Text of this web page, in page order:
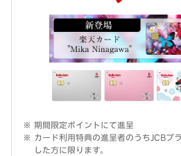
期間限定ポイントにて進呈
カード利用特典の進呈者のうちJCBブ
した方に限ります。